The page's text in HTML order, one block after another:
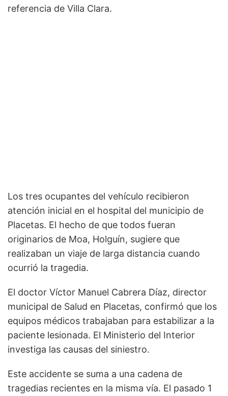
referencia de Villa Clara.
Los tres ocupantes del vehículo recibieron
atención inicial en el hospital del municipio de
Placetas. El hecho de que todos fueran
originarios de Moa, Holguín, sugiere que
realizaban un viaje de larga distancia cuando
ocurrió la tragedia.
El doctor Víctor Manuel Cabrera Díaz, director
municipal de Salud en Placetas, confirmó que los
equipos médicos trabajaban para estabilizar a la
paciente lesionada. El Ministerio del Interior
investiga las causas del siniestro.
Este accidente se suma a una cadena de
tragedias recientes en la misma vía. El pasado 1